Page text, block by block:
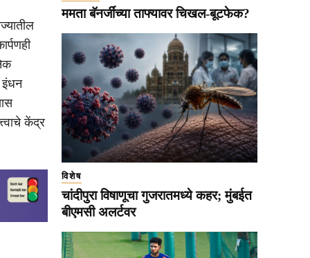
इंधन
केंद्र
ममता बॅनर्जींच्या ताफ्यावर चिखल-बूटफेक?
विशेष
चांदीपुरा विषाणूचा गुजरातमध्ये कहर; मुंबईत
बीएमसी अलर्टवर